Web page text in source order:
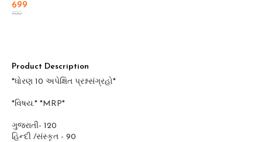
699
700
Product Description
*ધોરણ 10 અપેક્ષિત પ્રશ્નસંગ્રહો*
*વિષય.* *MRP*
ગુજરાતી- 120
હિન્દી /સંસ્કૃત - 90